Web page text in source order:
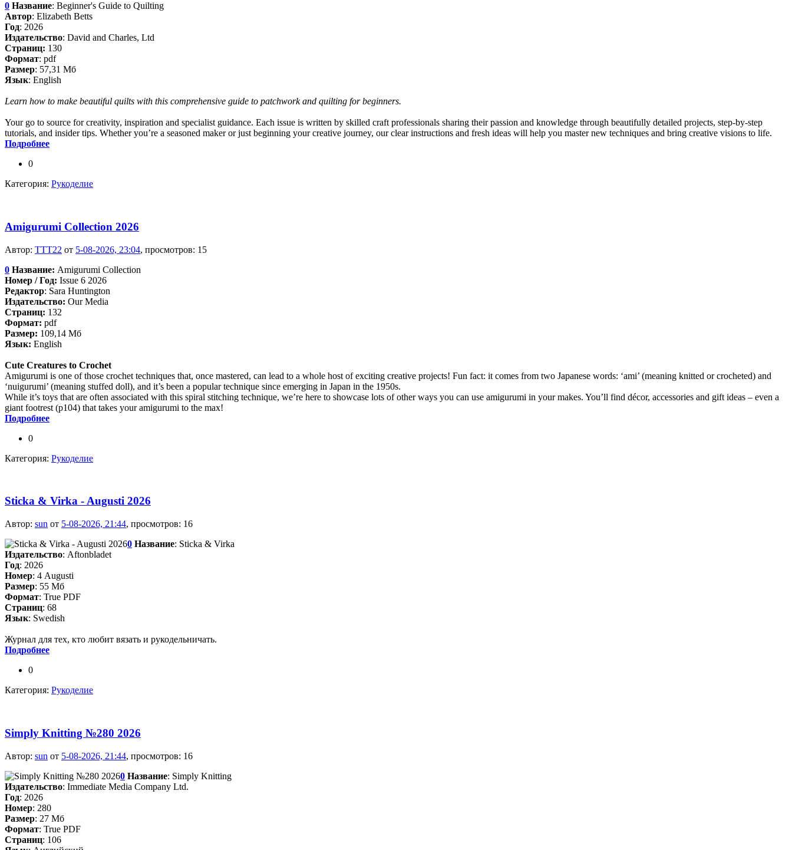
0 Название: Beginner's Guide to Quilting
Автор: Elizabeth Betts
Год: 2026
Издательство: David and Charles, Ltd
Cтраниц: 130
Формат: pdf
Размер: 57,31 Мб
Язык: English
Learn how to make beautiful quilts with this comprehensive guide to patchwork and quilting for beginners.
Your go to source for creativity, inspiration and specialist guidance. Each issue is written by skilled craft professionals sharing their passion and knowledge through beautifully detailed projects, step-by-step
tutorials, and insider tips. Whether you’re a seasoned maker or just beginning your creative journey, our clear instructions and fresh ideas will help you master new techniques and bring creative visions to life.
Подробнее
0
Категория: Рукоделие
Amigurumi Collection 2026
Автор: TTT22 от 5-08-2026, 23:04, просмотров: 15
0 Название: Amigurumi Collection
Номер / Год: Issue 6 2026
Редактор: Sara Huntington
Издательство: Our Media
Страниц: 132
Формат: pdf
Размер: 109,14 Мб
Язык: English
Cute Creatures to Crochet
Amigurumi is one of those crochet techniques that, once mastered, can lead to a whole host of exciting creative projects! Fun fact: it comes from two Japanese words: ‘ami’ (meaning knitted or crocheted) and
‘nuigurumi’ (meaning stuffed doll), and it’s been a popular technique since emerging in Japan in the 1950s.
While it’s toys that are often associated with this spiral stitching technique, we’re here to showcase lots of other ways you can use amigurumi in your makes. You’ll find décor, accessories and gift ideas – even a
giant footrest (p104) that takes your amigurumi to the max!
Подробнее
0
Категория: Рукоделие
Sticka & Virka - Augusti 2026
Автор: sun от 5-08-2026, 21:44, просмотров: 16
0 Название: Sticka & Virka
Издательство: Aftonbladet
Год: 2026
Номер: 4 Augusti
Размер: 55 Мб
Формат: True PDF
Страниц: 68
Язык: Swedish
Журнал для тех, кто любит вязать и рукодельничать.
Подробнее
0
Категория: Рукоделие
Simply Knitting №280 2026
Автор: sun от 5-08-2026, 21:44, просмотров: 16
0 Название: Simply Knitting
Издательство: Immediate Media Company Ltd.
Год: 2026
Номер: 280
Размер: 27 Мб
Формат: True PDF
Страниц: 106